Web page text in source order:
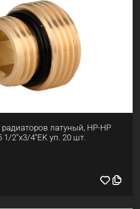
латуный, НР-НР
1/2"x3/4"EK уп. 20 шт.